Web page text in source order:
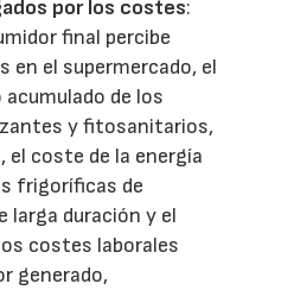
por los costes:
final percibe
en el supermercado, el
de los
y fitosanitarios,
el coste de la energía
frigoríficas de
larga duración y el
costes laborales
generado,